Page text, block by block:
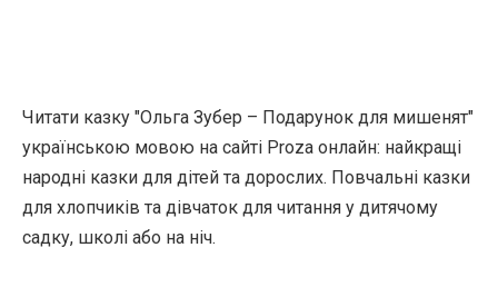
Читати казку "Ольга Зубер – Подарунок для мишенят"
українською мовою на сайті Proza онлайн: найкращі
народні казки для дітей та дорослих. Повчальні казки
для хлопчиків та дівчаток для читання у дитячому
садку, школі або на ніч.